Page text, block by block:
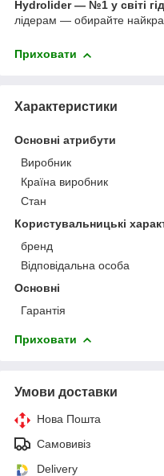
Hydrolider — №1 у світі
лідерам — обирайте
Приховати
Характеристики
Основні атрибути
Виробник
Країна виробник
Стан
Користувальницькі
бренд
Відповідальна особа
Основні
Гарантія
Приховати
Умови доставки
Нова Пошта
Самовивіз
Delivery